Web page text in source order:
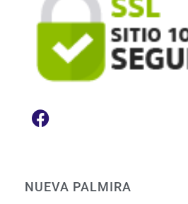
NUEVA PALMIRA